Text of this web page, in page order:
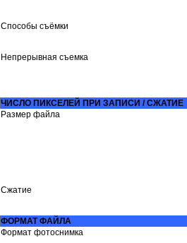
Способы съёмки
Непрерывная съемка
ЧИСЛО ПИКСЕЛЕЙ ПРИ ЗАПИСИ / СЖАТИЕ
Размер файла
Сжатие
ФОРМАТ ФАЙЛА
Формат фотоснимка